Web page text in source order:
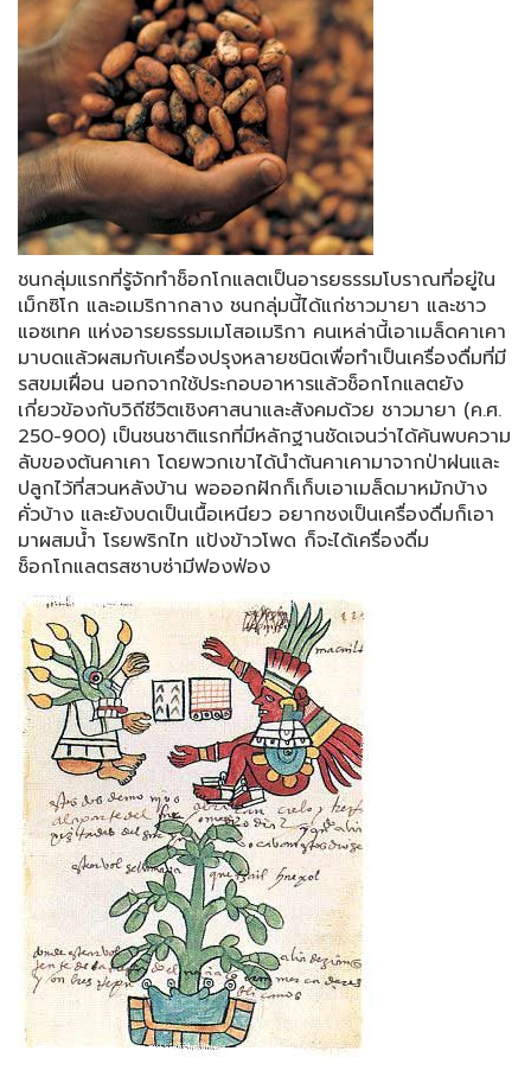
ชนกลุ่มแรกที่รู้จักทำช็อกโกแลตเป็นอารยธรรมโบราณที่อยู่ใน
เม็กซิโก และอเมริกากลาง ชนกลุ่มนี้ได้แก่ชาวมายา และชาว
แอซเทค แห่งอารยธรรมเมโสอเมริกา คนเหล่านี้เอาเมล็ดคาเคา
มาบดแล้วผสมกับเครื่องปรุงหลายชนิดเพื่อทำเป็นเครื่องดื่มที่มี
รสขมเฝื่อน นอกจากใช้ประกอบอาหารแล้วช็อกโกแลตยัง
เกี่ยวข้องกับวิถีชีวิตเชิงศาสนาและสังคมด้วย ชาวมายา (ค.ศ.
250-900) เป็นชนชาติแรกที่มีหลักฐานชัดเจนว่าได้ค้นพบความ
ลับของต้นคาเคา โดยพวกเขาได้นำต้นคาเคามาจากป่าฝนและ
ปลูกไว้ที่สวนหลังบ้าน พอออกฝักก็เก็บเอาเมล็ดมาหมักบ้าง
คั่วบ้าง และยังบดเป็นเนื้อเหนียว อยากชงเป็นเครื่องดื่มก็เอา
มาผสมน้ำ โรยพริกไท แป้งข้าวโพด ก็จะได้เครื่องดื่ม
ช็อกโกแลตรสซาบซ่ามีฟองฟ่อง